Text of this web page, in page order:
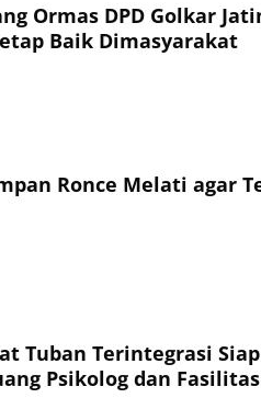
Ormas DPD Golkar
Baik Dimasyarakat
Ronce Melati agar
Tuban Terintegrasi
Psikolog dan